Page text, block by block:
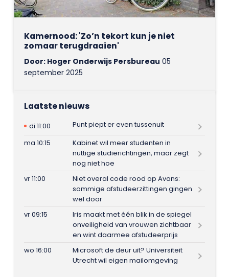
Kamernood: 'Zo’n tekort kun je niet
zomaar terugdraaien'
Door: Hoger Onderwijs Persbureau 05
september 2025
Laatste nieuws
di 11:00
Punt piept er even tussenuit
ma 10:15
Kabinet wil meer studenten in
nuttige studierichtingen, maar zegt
nog niet hoe
vr 11:00
Niet overal code rood op Avans:
sommige afstudeerzittingen gingen
wel door
vr 09:15
Iris maakt met één blik in de spiegel
onveiligheid van vrouwen zichtbaar
en wint daarmee afstudeerprijs
wo 16:00
Microsoft de deur uit? Universiteit
Utrecht wil eigen mailomgeving